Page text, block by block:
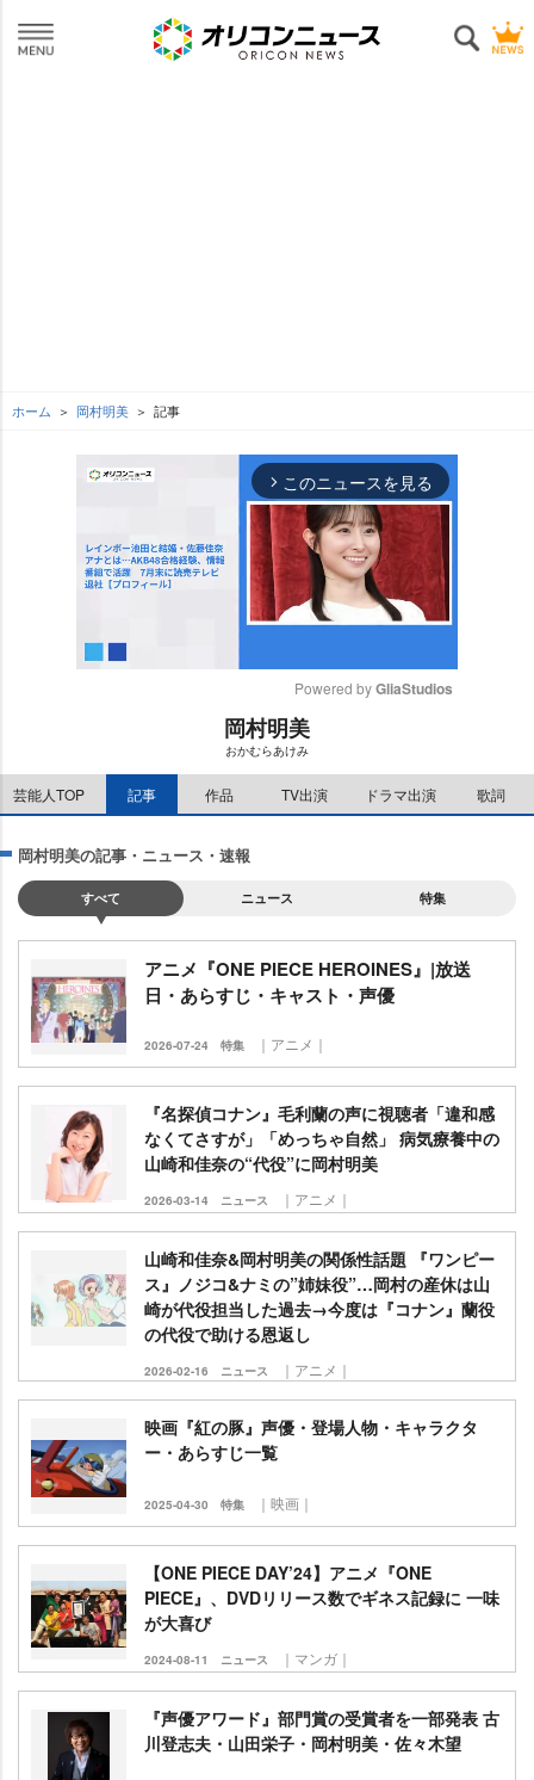
ホーム 岡村明美 記事
arrow_forward_ios このニュースを見る
e
Powered by GliaStudios
岡村明美
おかむらあけみ
芸能人TOP 記事 作品 TV出演 ドラマ出演 歌詞
岡村明美の記事・ニュース・速報
すべて ニュース 特集
アニメ『ONE PIECE HEROINES』|放送
日・あらすじ・キャスト・声優
2026-07-24 特集 ｜アニメ｜
『名探偵コナン』毛利蘭の声に視聴者「違和感
なくてさすが」「めっちゃ自然」 病気療養中の
山崎和佳奈の“代役”に岡村明美
2026-03-14 ニュース ｜アニメ｜
山崎和佳奈&岡村明美の関係性話題 『ワンピー
ス』ノジコ&ナミの”姉妹役”…岡村の産休は山
崎が代役担当した過去→今度は『コナン』蘭役
の代役で助ける恩返し
2026-02-16 ニュース ｜アニメ｜
映画『紅の豚』声優・登場人物・キャラクタ
ー・あらすじ一覧
2025-04-30 特集 ｜映画｜
【ONE PIECE DAY’24】アニメ『ONE
PIECE』、DVDリリース数でギネス記録に 一味
が大喜び
2024-08-11 ニュース ｜マンガ｜
『声優アワード』部門賞の受賞者を一部発表 古
川登志夫・山田栄子・岡村明美・佐々木望